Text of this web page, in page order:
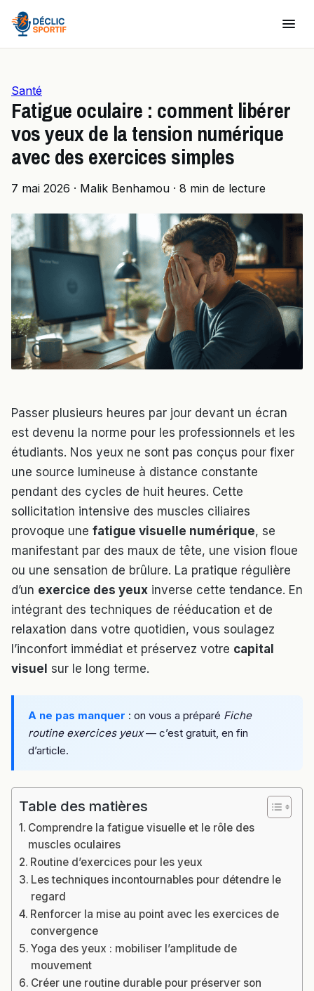
Santé
Fatigue oculaire : comment libérer
vos yeux de la tension numérique
avec des exercices simples
7 mai 2026 · Malik Benhamou · 8 min de lecture
Passer plusieurs heures par jour devant un écran
est devenu la norme pour les professionnels et les
étudiants. Nos yeux ne sont pas conçus pour fixer
une source lumineuse à distance constante
pendant des cycles de huit heures. Cette
sollicitation intensive des muscles ciliaires
provoque une fatigue visuelle numérique, se
manifestant par des maux de tête, une vision floue
ou une sensation de brûlure. La pratique régulière
d’un exercice des yeux inverse cette tendance. En
intégrant des techniques de rééducation et de
relaxation dans votre quotidien, vous soulagez
l’inconfort immédiat et préservez votre capital
visuel sur le long terme.
A ne pas manquer : on vous a préparé Fiche
routine exercices yeux— c’est gratuit, en fin
d’article.
Table des matières
Comprendre la fatigue visuelle et le rôle des
muscles oculaires
Routine d’exercices pour les yeux
Les techniques incontournables pour détendre le
regard
Renforcer la mise au point avec les exercices de
convergence
Yoga des yeux : mobiliser l’amplitude de
mouvement
Créer une routine durable pour préserver son